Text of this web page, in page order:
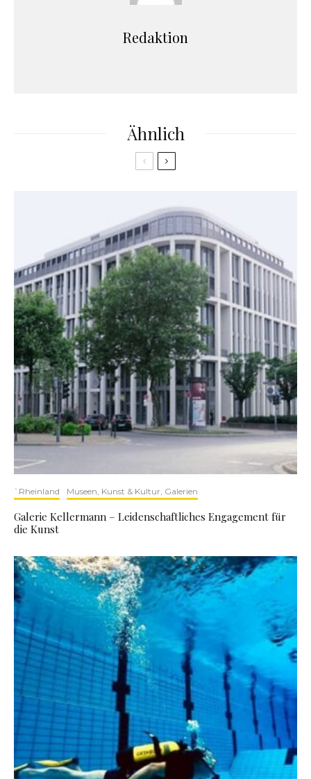
Redaktion
Ähnlich
`Rheinland Museen, Kunst & Kultur, Galerien
Galerie Kellermann – Leidenschaftliches Engagement für
die Kunst